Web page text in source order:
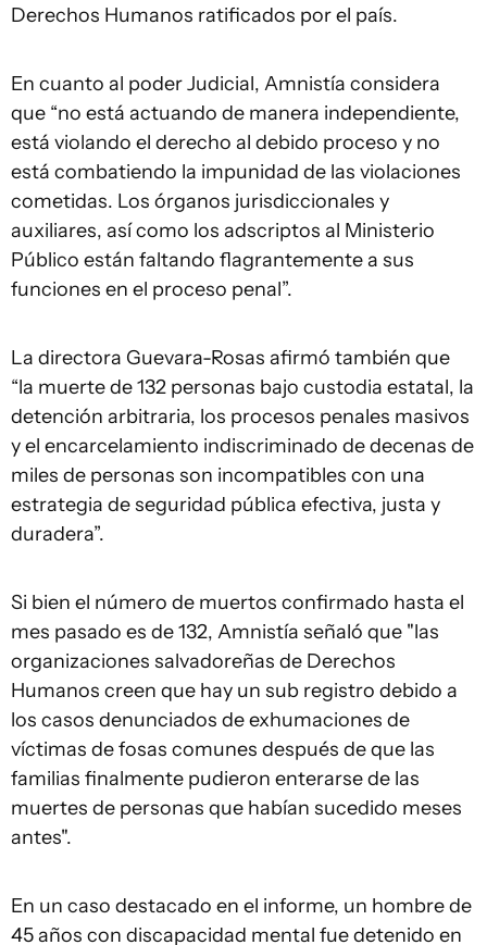
Derechos Humanos ratificados por el país.
En cuanto al poder Judicial, Amnistía considera
que “no está actuando de manera independiente,
está violando el derecho al debido proceso y no
está combatiendo la impunidad de las violaciones
cometidas. Los órganos jurisdiccionales y
auxiliares, así como los adscriptos al Ministerio
Público están faltando flagrantemente a sus
funciones en el proceso penal”.
La directora Guevara-Rosas afirmó también que
“la muerte de 132 personas bajo custodia estatal, la
detención arbitraria, los procesos penales masivos
y el encarcelamiento indiscriminado de decenas de
miles de personas son incompatibles con una
estrategia de seguridad pública efectiva, justa y
duradera”.
Si bien el número de muertos confirmado hasta el
mes pasado es de 132, Amnistía señaló que "las
organizaciones salvadoreñas de Derechos
Humanos creen que hay un sub registro debido a
los casos denunciados de exhumaciones de
víctimas de fosas comunes después de que las
familias finalmente pudieron enterarse de las
muertes de personas que habían sucedido meses
antes".
En un caso destacado en el informe, un hombre de
45 años con discapacidad mental fue detenido en